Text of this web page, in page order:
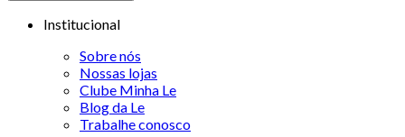
Institucional
Sobre nós
Nossas lojas
Clube Minha Le
Blog da Le
Trabalhe conosco